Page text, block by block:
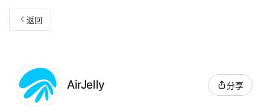
返回
AirJelly 分享